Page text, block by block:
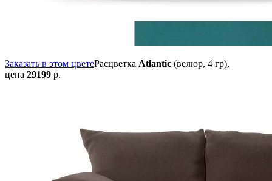
Заказать в этом цветеРасцветка Atlantic (велюр, 4 гр),
цена 29199 р.